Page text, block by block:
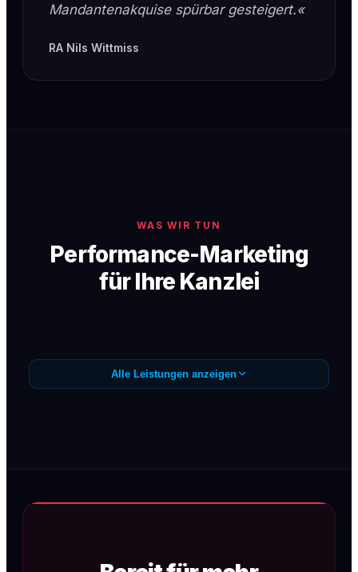
Mandantenakquise spürbar gesteigert.«
RA Nils Wittmiss
WAS WIR TUN
Performance-Marketing
für Ihre Kanzlei
Wunschmandanten — sofortige
Alle Leistungen anzeigen